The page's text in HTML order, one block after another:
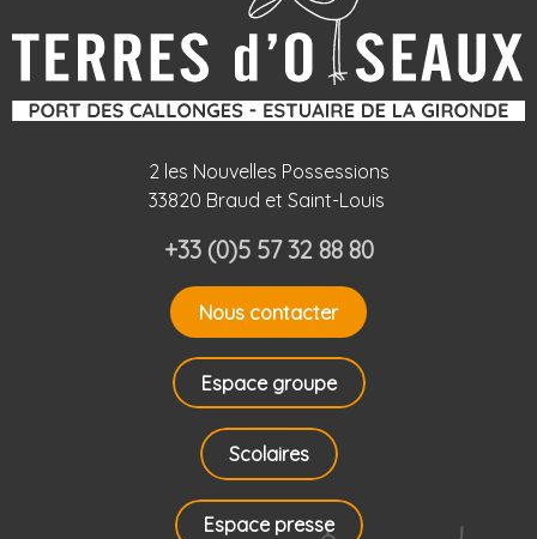
2 les Nouvelles Possessions
33820 Braud et Saint-Louis
+33 (0)5 57 32 88 80
Nous contacter
Espace groupe
Scolaires
Espace presse